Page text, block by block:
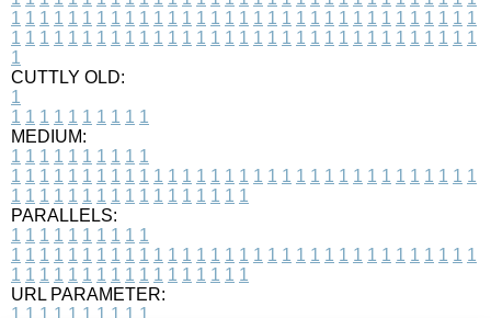
1 1 1 1 1 1 1 1 1 1 1 1 1 1 1 1 1 1 1 1 1 1 1 1 1 1 1 1 1 1 1 1 1
1 1 1 1 1 1 1 1 1 1 1 1 1 1 1 1 1 1 1 1 1 1 1 1 1 1 1 1 1 1 1 1 1
1
CUTTLY OLD:
1
1 1 1 1 1 1 1 1 1 1
MEDIUM:
1 1 1 1 1 1 1 1 1 1
1 1 1 1 1 1 1 1 1 1 1 1 1 1 1 1 1 1 1 1 1 1 1 1 1 1 1 1 1 1 1 1 1
1 1 1 1 1 1 1 1 1 1 1 1 1 1 1 1 1
PARALLELS:
1 1 1 1 1 1 1 1 1 1
1 1 1 1 1 1 1 1 1 1 1 1 1 1 1 1 1 1 1 1 1 1 1 1 1 1 1 1 1 1 1 1 1
1 1 1 1 1 1 1 1 1 1 1 1 1 1 1 1 1
URL PARAMETER:
1 1 1 1 1 1 1 1 1 1